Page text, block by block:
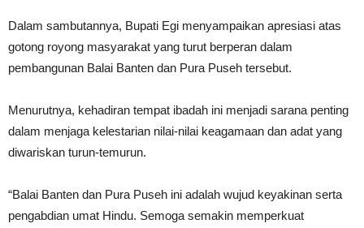
Dalam sambutannya, Bupati Egi menyampaikan apresiasi atas
gotong royong masyarakat yang turut berperan dalam
pembangunan Balai Banten dan Pura Puseh tersebut.
Menurutnya, kehadiran tempat ibadah ini menjadi sarana penting
dalam menjaga kelestarian nilai-nilai keagamaan dan adat yang
diwariskan turun-temurun.
“Balai Banten dan Pura Puseh ini adalah wujud keyakinan serta
pengabdian umat Hindu. Semoga semakin memperkuat